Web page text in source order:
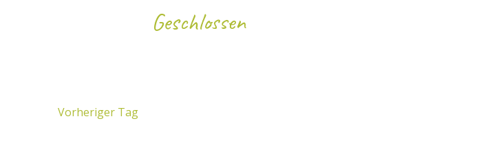
Geschlossen
Vorheriger Tag